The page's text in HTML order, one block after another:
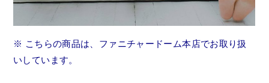
※ こちらの商品は、ファニチャードーム本店でお取り扱
いしています。